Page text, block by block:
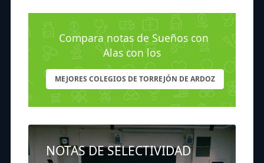
Compara notas de Sueños con
Alas con los
MEJORES COLEGIOS DE TORREJÓN DE ARDOZ
NOTAS DE SELECTIVIDAD